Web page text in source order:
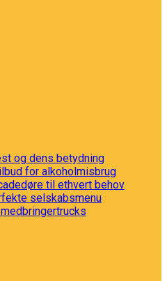
og dens betydning
for alkoholmisbrug
til ethvert behov
selskabsmenu